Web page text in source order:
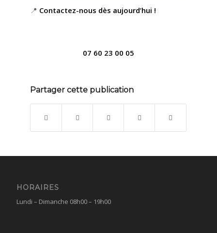
📍 Contactez-nous dès aujourd’hui !
07 60 23 00 05
Partager cette publication
HORAIRES
Lundi – Dimanche 08h00 – 19h00